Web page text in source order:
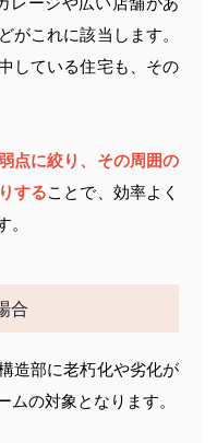
がこれに該当します。
している住宅も、その
点に絞り、その周囲の
することで、効率よく
。
合
造部に老朽化や劣化が
ムの対象となります。